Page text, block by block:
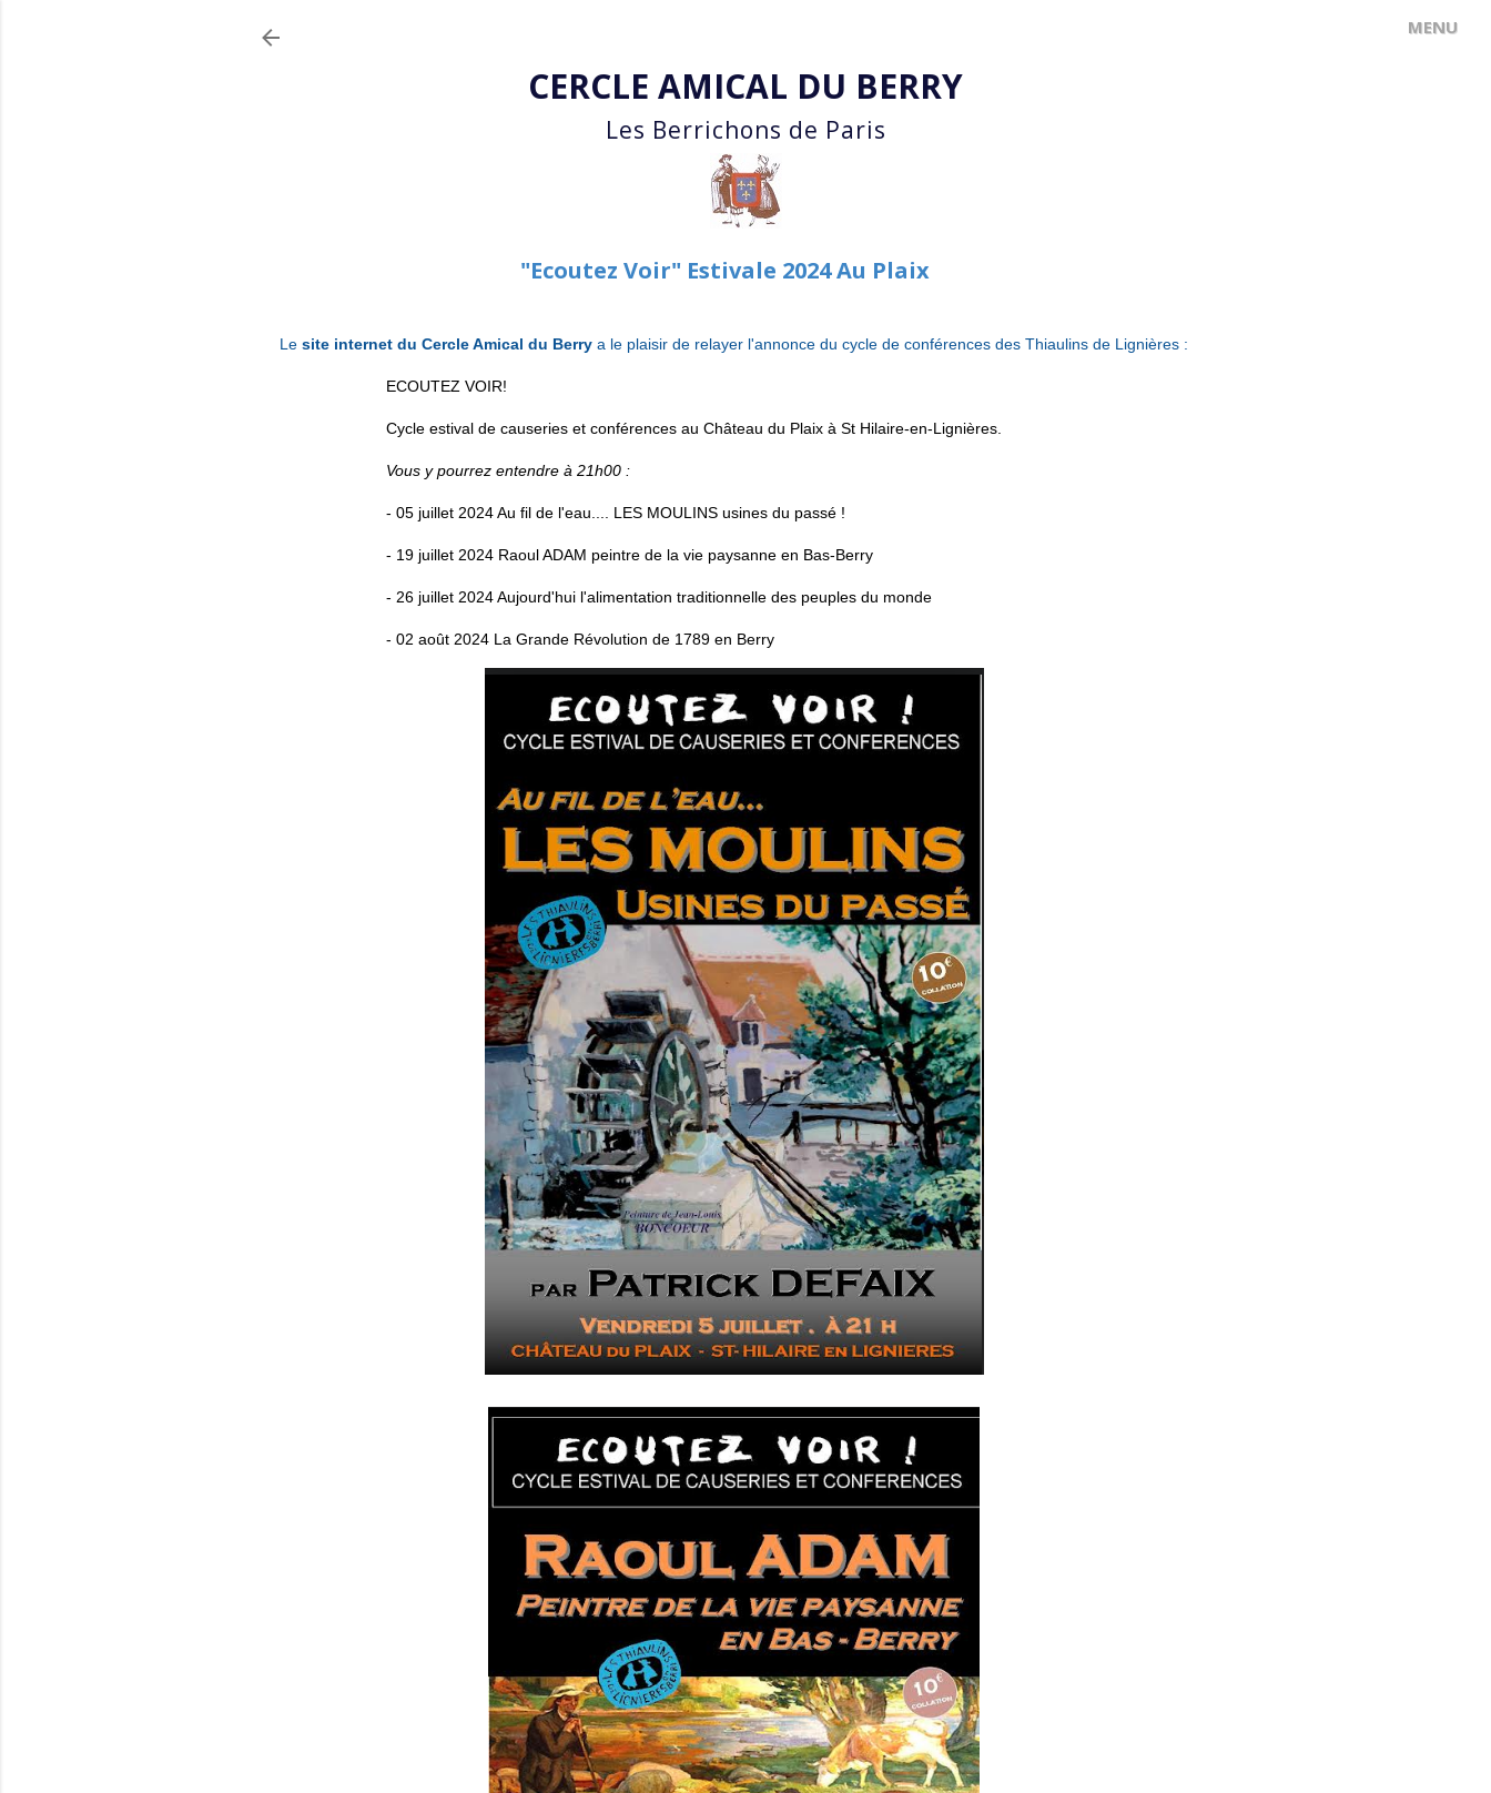
CERCLE AMICAL DU BERRY
Les Berrichons de Paris
"Ecoutez Voir" Estivale 2024 Au Plaix
Le site internet du Cercle Amical du Berry a le plaisir de relayer l'annonce du cycle de conférences des Thiaulins de Lignières :
ECOUTEZ VOIR!
Cycle estival de causeries et conférences au Château du Plaix à St Hilaire-en-Lignières.
Vous y pourrez entendre à 21h00 :
- 05 juillet 2024 Au fil de l'eau.... LES MOULINS usines du passé !
- 19 juillet 2024 Raoul ADAM peintre de la vie paysanne en Bas-Berry
- 26 juillet 2024 Aujourd'hui l'alimentation traditionnelle des peuples du monde
- 02 août 2024 La Grande Révolution de 1789 en Berry